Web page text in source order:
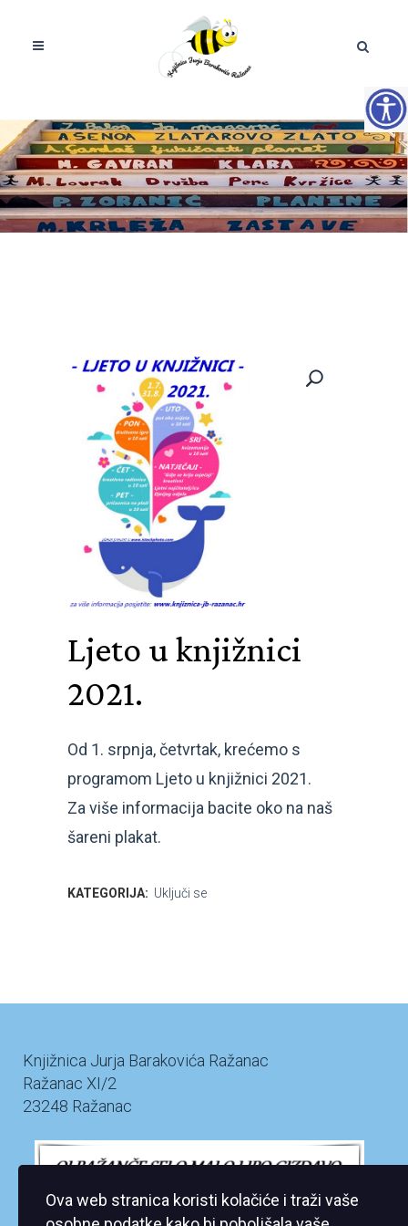
Ljeto u knjižnici
2021.
Od 1. srpnja, četvrtak, krećemo s
programom Ljeto u knjižnici 2021.
Za više informacija bacite oko na naš
šareni plakat.
KATEGORIJA: Uključi se
Knjižnica Jurja Barakovića Ražanac
Ražanac XI/2
23248 Ražanac
Ova web stranica koristi kolačiće i traži vaše